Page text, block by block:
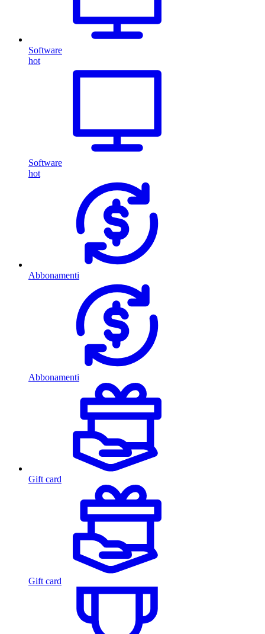
Software
hot
Software
hot
Abbonamenti
Abbonamenti
Gift card
Gift card